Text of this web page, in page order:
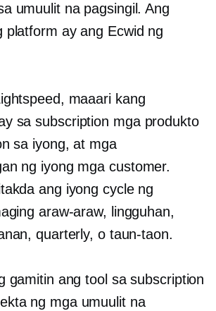
umuulit na pagsingil. Ang
platform ay ang Ecwid ng
maaari kang
sa subscription mga produkto
sa iyong, at mga
ng iyong mga customer.
ang iyong cycle ng
araw-araw, lingguhan,
quarterly, o taun-taon.
gamitin ang tool sa subscription
ng mga umuulit na